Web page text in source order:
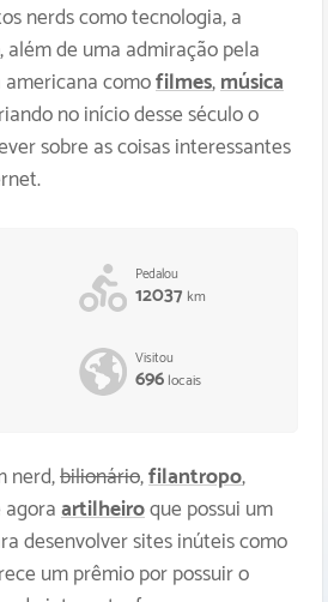
nerds como tecnologia, a
de uma admiração pela
comofilmes,música
no início desse século o
sobre as coisas interessantes
Pedalou
12037 km
Visitou
696locais
nerd,bilionário,filantropo,
agoraartilheiroque possui um
desenvolver sites inúteis como
um prêmio por possuir o